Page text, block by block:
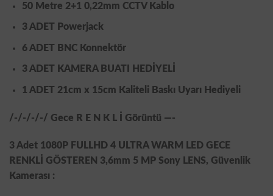
50 Metre 2+1 0,22mm CCTV Kablo
3 ADET Powerjack
6 ADET BNC Konnektör
3 ADET KAMERA BUATI HEDİYELİ
1 ADET 21cm x 15cm Kaliteli Baskı Uyarı Hediyeli
/-/-/-/-/ Gece R E N K L İ Görüntü —-
3 Adet 1080P FULLHD 4 ULTRA WARM LED GECE
RENKLİ GÖSTEREN 3,6mm 5 MP Sony LENS, Güvenlik
Kamerası :